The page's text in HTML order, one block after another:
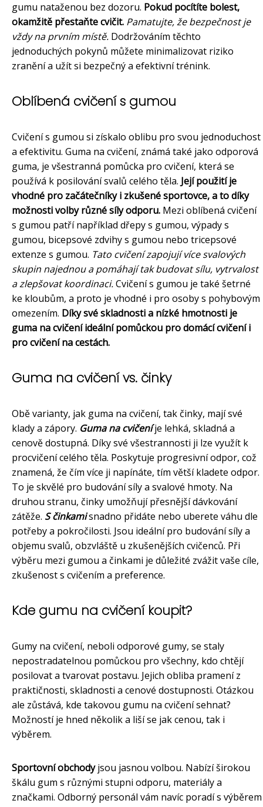
gumu nataženou bez dozoru. Pokud pocítíte bolest,
okamžitě přestaňte cvičit. Pamatujte, že bezpečnost je
vždy na prvním místě. Dodržováním těchto
jednoduchých pokynů můžete minimalizovat riziko
zranění a užít si bezpečný a efektivní trénink.
Oblíbená cvičení s gumou
Cvičení s gumou si získalo oblibu pro svou jednoduchost
a efektivitu. Guma na cvičení, známá také jako odporová
guma, je všestranná pomůcka pro cvičení, která se
používá k posilování svalů celého těla. Její použití je
vhodné pro začátečníky i zkušené sportovce, a to díky
možnosti volby různé síly odporu. Mezi oblíbená cvičení
s gumou patří například dřepy s gumou, výpady s
gumou, bicepsové zdvihy s gumou nebo tricepsové
extenze s gumou. Tato cvičení zapojují více svalových
skupin najednou a pomáhají tak budovat sílu, vytrvalost
a zlepšovat koordinaci.Cvičení s gumou je také šetrné
ke kloubům, a proto je vhodné i pro osoby s pohybovým
omezením. Díky své skladnosti a nízké hmotnosti je
guma na cvičení ideální pomůckou pro domácí cvičení i
pro cvičení na cestách.
Guma na cvičení vs. činky
Obě varianty, jak guma na cvičení, tak činky, mají své
klady a zápory. Guma na cvičeníje lehká, skladná a
cenově dostupná. Díky své všestrannosti ji lze využít k
procvičení celého těla. Poskytuje progresivní odpor, což
znamená, že čím více ji napínáte, tím větší kladete odpor.
To je skvělé pro budování síly a svalové hmoty. Na
druhou stranu, činky umožňují přesnější dávkování
zátěže. S činkamisnadno přidáte nebo uberete váhu dle
potřeby a pokročilosti. Jsou ideální pro budování síly a
objemu svalů, obzvláště u zkušenějších cvičenců. Při
výběru mezi gumou a činkami je důležité zvážit vaše cíle,
zkušenost s cvičením a preference.
Kde gumu na cvičení koupit?
Gumy na cvičení, neboli odporové gumy, se staly
nepostradatelnou pomůckou pro všechny, kdo chtějí
posilovat a tvarovat postavu. Jejich obliba pramení z
praktičnosti, skladnosti a cenové dostupnosti. Otázkou
ale zůstává, kde takovou gumu na cvičení sehnat?
Možností je hned několik a liší se jak cenou, tak i
výběrem.
Sportovní obchodyjsou jasnou volbou. Nabízí širokou
škálu gum s různými stupni odporu, materiály a
značkami. Odborný personál vám navíc poradí s výběrem